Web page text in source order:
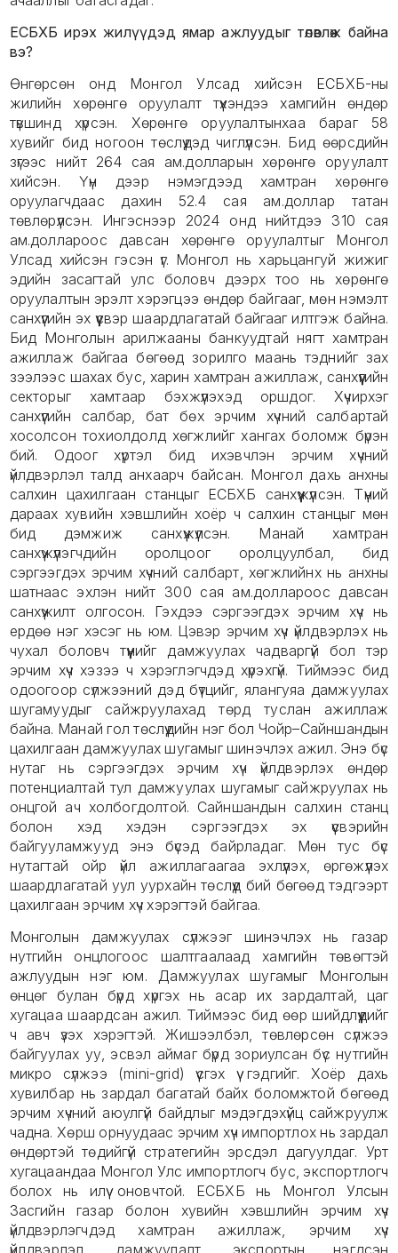
ЕСБХБ ирэх жилүүдэд ямар ажлуудыг төлөвлөж байна
вэ?
Өнгөрсөн онд Монгол Улсад хийсэн ЕСБХБ-ны
жилийн хөрөнгө оруулалт түүхэндээ хамгийн өндөр
түвшинд хүрсэн. Хөрөнгө оруулалтынхаа бараг 58
хувийг бид ногоон төслүүдэд чиглүүлсэн. Бид өөрсдийн
зүгээс нийт 264 сая ам.долларын хөрөнгө оруулалт
хийсэн. Үүн дээр нэмэгдээд хамтран хөрөнгө
оруулагчдаас дахин 52.4 сая ам.доллар татан
төвлөрүүлсэн. Ингэснээр 2024 онд нийтдээ 310 сая
ам.доллароос давсан хөрөнгө оруулалтыг Монгол
Улсад хийсэн гэсэн үг. Монгол нь харьцангуй жижиг
эдийн засагтай улс боловч дээрх тоо нь хөрөнгө
оруулалтын эрэлт хэрэгцээ өндөр байгааг, мөн нэмэлт
санхүүгийн эх үүсвэр шаардлагатай байгааг илтгэж байна.
Бид Монголын арилжааны банкуудтай нягт хамтран
ажиллаж байгаа бөгөөд зорилго маань тэднийг зах
зээлээс шахах бус, харин хамтран ажиллаж, санхүүгийн
секторыг хамтаар бэхжүүлэхэд оршдог. Хүчирхэг
санхүүгийн салбар, бат бөх эрчим хүчний салбартай
хосолсон тохиолдолд хөгжлийг хангах боломж бүрэн
бий. Одоог хүртэл бид ихэвчлэн эрчим хүчний
үйлдвэрлэл талд анхаарч байсан. Монгол дахь анхны
салхин цахилгаан станцыг ЕСБХБ санхүүжүүлсэн. Түүний
дараах хувийн хэвшлийн хоёр ч салхин станцыг мөн
бид дэмжиж санхүүжүүлсэн. Манай хамтран
санхүүжүүлэгчдийн оролцоог оролцуулбал, бид
сэргээгдэх эрчим хүчний салбарт, хөгжлийнх нь анхны
шатнаас эхлэн нийт 300 сая ам.доллароос давсан
санхүүжилт олгосон. Гэхдээ сэргээгдэх эрчим хүч нь
ердөө нэг хэсэг нь юм. Цэвэр эрчим хүч үйлдвэрлэх нь
чухал боловч түүнийг дамжуулах чадваргүй бол тэр
эрчим хүч хэзээ ч хэрэглэгчдэд хүрэхгүй. Тиймээс бид
одоогоор сүлжээний дэд бүтцийг, ялангуяа дамжуулах
шугамуудыг сайжруулахад төрд туслан ажиллаж
байна. Манай гол төслүүдийн нэг бол Чойр–Сайншандын
цахилгаан дамжуулах шугамыг шинэчлэх ажил. Энэ бүс
нутаг нь сэргээгдэх эрчим хүч үйлдвэрлэх өндөр
потенциалтай тул дамжуулах шугамыг сайжруулах нь
онцгой ач холбогдолтой. Сайншандын салхин станц
болон хэд хэдэн сэргээгдэх эх үүсвэрийн
байгууламжууд энэ бүсэд байрладаг. Мөн тус бүс
нутагтай ойр үйл ажиллагаагаа эхлүүлэх, өргөжүүлэх
шаардлагатай уул уурхайн төслүүд бий бөгөөд тэдгээрт
цахилгаан эрчим хүч хэрэгтэй байгаа.
Монголын дамжуулах сүлжээг шинэчлэх нь газар
нутгийн онцлогоос шалтгаалаад хамгийн төвөгтэй
ажлуудын нэг юм. Дамжуулах шугамыг Монголын
өнцөг булан бүрд хүргэх нь асар их зардалтай, цаг
хугацаа шаардсан ажил. Тиймээс бид өөр шийдлүүдийг
ч авч үзэх хэрэгтэй. Жишээлбэл, төвлөрсөн сүлжээ
байгуулах уу, эсвэл аймаг бүрд зориулсан бүс нутгийн
микро сүлжээ (mini-grid) үүсгэх үү гэдгийг. Хоёр дахь
хувилбар нь зардал багатай байх боломжтой бөгөөд
эрчим хүчний аюулгүй байдлыг мэдэгдэхүйц сайжруулж
чадна. Хөрш орнуудаас эрчим хүч импортлох нь зардал
өндөртэй төдийгүй стратегийн эрсдэл дагуулдаг. Урт
хугацаандаа Монгол Улс импортлогч бус, экспортлогч
болох нь илүү оновчтой. ЕСБХБ нь Монгол Улсын
Засгийн газар болон хувийн хэвшлийн эрчим хүч
үйлдвэрлэгчдэд хамтран ажиллаж, эрчим хүч